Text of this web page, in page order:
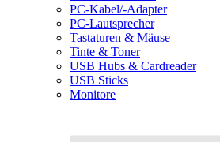
PC-Kabel/-Adapter
PC-Lautsprecher
Tastaturen & Mäuse
Tinte & Toner
USB Hubs & Cardreader
USB Sticks
Monitore